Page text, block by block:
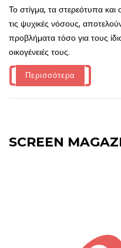
Το στίγμα, τα στερεότυπα και
τις ψυχικές νόσους,
προβλήματα τόσο για τους
οικογένειές τους.
Περισσότερα
SCREEN